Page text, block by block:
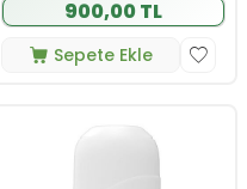
900,00 TL
Sepete Ekle